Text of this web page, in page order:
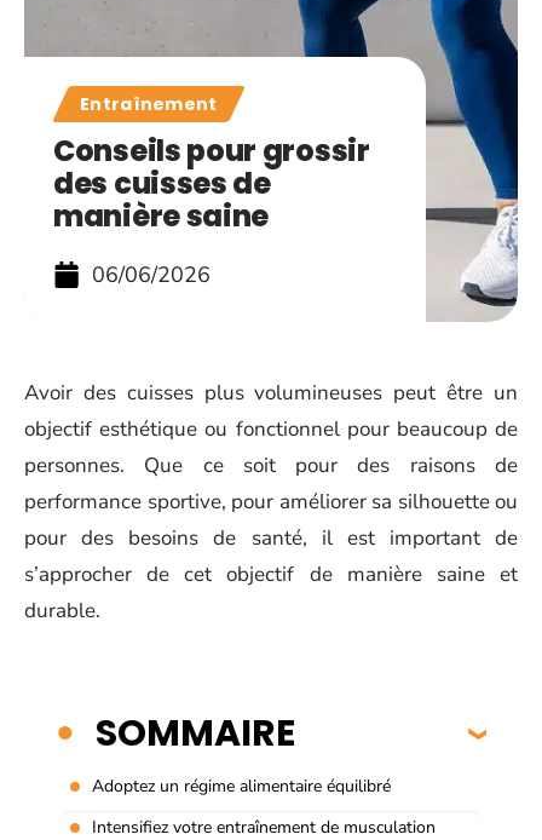
Entraînement
Conseils pour grossir
des cuisses de
manière saine
06/06/2026
Avoir des cuisses plus volumineuses peut être un
objectif esthétique ou fonctionnel pour beaucoup de
personnes. Que ce soit pour des raisons de
performance sportive, pour améliorer sa silhouette ou
pour des besoins de santé, il est important de
s’approcher de cet objectif de manière saine et
durable.
SOMMAIRE
Adoptez un régime alimentaire équilibré
Intensifiez votre entraînement de musculation